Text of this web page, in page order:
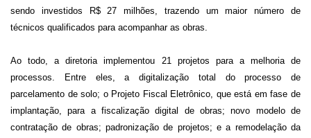
sendo investidos R$ 27 milhões, trazendo um maiornúmero de
técnicos qualificados para acompanhar as obras.
Ao todo, a diretoria implementou 21 projetos para a melhoria de
processos. Entre eles, a digitalização total do processo de
parcelamento de solo; o Projeto Fiscal Eletrônico, que está em fase de
implantação, para a fiscalização digital de obras; novo modelo de
contratação de obras; padronização de projetos; e a remodelação da